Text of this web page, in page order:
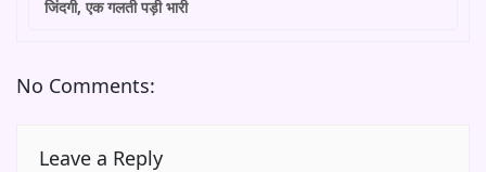
जिंदगी, एक गलती पड़ी भारी
No Comments:
Leave a Reply